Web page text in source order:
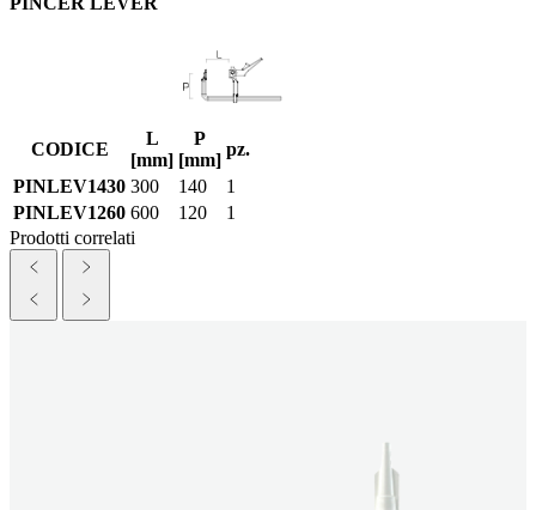
CODICE
L
[mm]
P
[mm]
pz.
PINLEV1430 300 140
1
PINLEV1260 600 120
1
Prodotti correlati